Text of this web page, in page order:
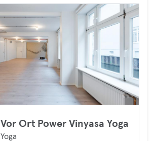
Vor Ort Power Vinyasa Yoga
Yoga